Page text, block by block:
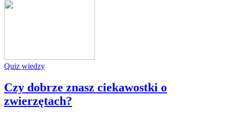
Quiz wiedzy
Czy dobrze znasz ciekawostki o
zwierzętach?